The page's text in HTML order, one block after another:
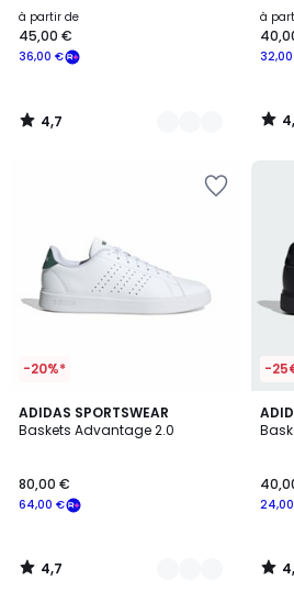
Prix
à
partir
45,00
€
payer
la
€.
à partir de
36,00 €
45,00 €
4,7
/
à
/
-20%*
ADIDAS SPORTSWEAR
Baskets Advantage 2.0
64,00 €
80,00 €
4,7
/ 5
2
Couleurs
4,7
/
-
4,8
/ 5
/